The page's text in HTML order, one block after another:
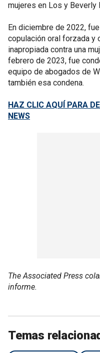
mujeres en Los y
En diciembre de 2022,
copulación oral forzada y
inapropiada contra una
febrero de 2023, fue
equipo de abogados de
también esa condena.
HAZ CLIC AQUÍ PARA
NEWS
The Associated Press
informe.
Temas